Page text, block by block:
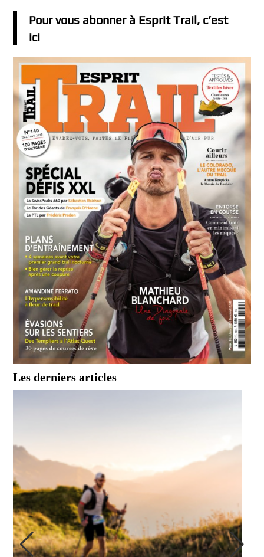
Pour vous abonner à Esprit Trail, c’est
ici
Les derniers articles